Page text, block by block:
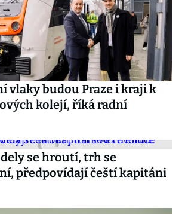
vlaky budou Praze i kraji k
kolejí, říká radní
se hroutí, trh se
předpovídají čeští kapitáni